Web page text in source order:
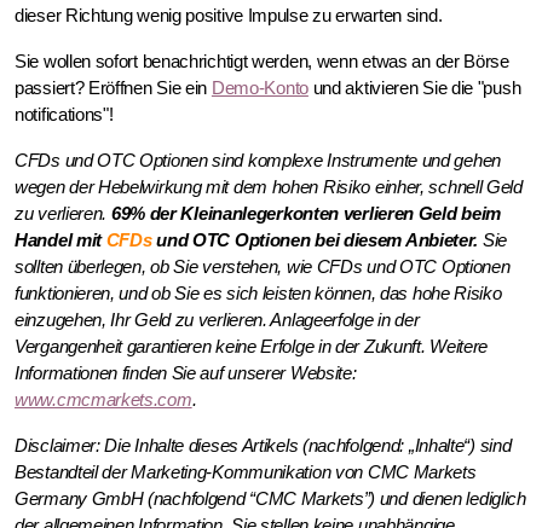
dieser Richtung wenig positive Impulse zu erwarten sind.
Sie wollen sofort benachrichtigt werden, wenn etwas an der Börse
passiert? Eröffnen Sie ein Demo-Konto und aktivieren Sie die "push
notifications"!
CFDs und OTC Optionen sind komplexe Instrumente und gehen
wegen der Hebelwirkung mit dem hohen Risiko einher, schnell Geld
zu verlieren. 69% der Kleinanlegerkonten verlieren Geld beim
Handel mitCFDsund OTC Optionen bei diesem Anbieter. Sie
sollten überlegen, ob Sie verstehen, wie CFDs und OTC Optionen
funktionieren, und ob Sie es sich leisten können, das hohe Risiko
einzugehen, Ihr Geld zu verlieren. Anlageerfolge in der
Vergangenheit garantieren keine Erfolge in der Zukunft. Weitere
Informationen finden Sie auf unserer Website:
www.cmcmarkets.com.
Disclaimer: Die Inhalte dieses Artikels (nachfolgend: „Inhalte“) sind
Bestandteil der Marketing-Kommunikation von CMC Markets
Germany GmbH (nachfolgend “CMC Markets”) und dienen lediglich